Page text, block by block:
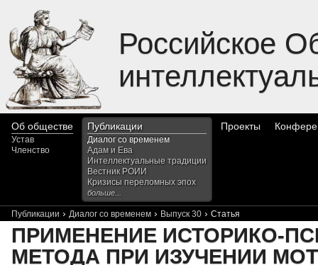
Российское
Об обществе
Устав
Членство
Публикации
Диалог со временем
Адам и Ева
Интеллектуальные традиции
Вестник РОИИ
Кризисы переломных эпох
больше...
Проекты
Публикации › Диалог со временем › Выпуск 30 › Статья
ПРИМЕНЕНИЕ ИСТОРИКО-
МЕТОДА ПРИ ИЗУЧЕНИИ